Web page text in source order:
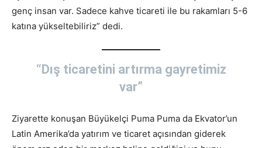
genç insan var. Sadece kahve ticareti ile bu rakamları 5-6
katına yükseltebiliriz” dedi.
“Dış ticaretini artırma gayretimiz
var”
Ziyarette konuşan Büyükelçi Puma Puma da Ekvator’un
Latin Amerika’da yatırım ve ticaret açısından giderek